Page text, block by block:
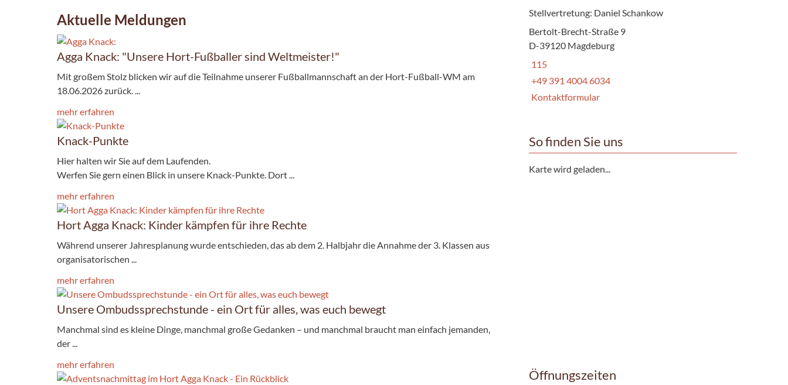
Aktuelle Meldungen
Agga Knack: "Unsere Hort-Fußballer sind Weltmeister!"
Mit großem Stolz blicken wir auf die Teilnahme unserer Fußballmannschaft an der Hort-Fußball-WM am
18.06.2026 zurück. ...
mehr erfahren
Knack-Punkte
Hier halten wir Sie auf dem Laufenden.
Werfen Sie gern einen Blick in unsere Knack-Punkte. Dort ...
mehr erfahren
Hort Agga Knack: Kinder kämpfen für ihre Rechte
Während unserer Jahresplanung wurde entschieden, das ab dem 2. Halbjahr die Annahme der 3. Klassen aus
organisatorischen ...
mehr erfahren
Unsere Ombudssprechstunde - ein Ort für alles, was euch bewegt
Manchmal sind es kleine Dinge, manchmal große Gedanken – und manchmal braucht man einfach jemanden,
der ...
mehr erfahren
Stellvertretung: Daniel Schankow
Bertolt-Brecht-Straße 9
D-39120 Magdeburg
115
+49 391 4004 6034
Kontaktformular
So finden Sie uns
Karte wird geladen...
Öffnungszeiten